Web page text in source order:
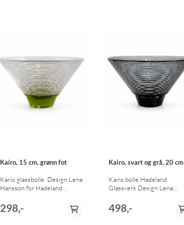
Kairo, 15 cm, grønn fot
Kario glassbolle Design Lena
Hansson for Hadeland
Høyde 9.5 cm Grønn fot,
transparent bolle
298,-
Kairo, svart og grå, 20 cm
Kairo bolle Hadeland
Glassverk Design Lena
bolle Diameter øverst er 20
cm
498,-